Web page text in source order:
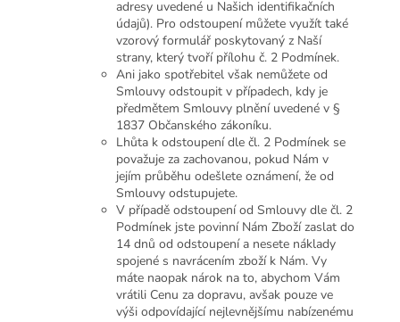
adresy uvedené u Našich identifikačních
údajů). Pro odstoupení můžete využít také
vzorový formulář poskytovaný z Naší
strany, který tvoří přílohu č. 2 Podmínek.
Ani jako spotřebitel však nemůžete od
Smlouvy odstoupit v případech, kdy je
předmětem Smlouvy plnění uvedené v §
1837 Občanského zákoníku.
Lhůta k odstoupení dle čl. 2 Podmínek se
považuje za zachovanou, pokud Nám v
jejím průběhu odešlete oznámení, že od
Smlouvy odstupujete.
V případě odstoupení od Smlouvy dle čl. 2
Podmínek jste povinní Nám Zboží zaslat do
14 dnů od odstoupení a nesete náklady
spojené s navrácením zboží k Nám. Vy
máte naopak nárok na to, abychom Vám
vrátili Cenu za dopravu, avšak pouze ve
výši odpovídající nejlevnějšímu nabízenému